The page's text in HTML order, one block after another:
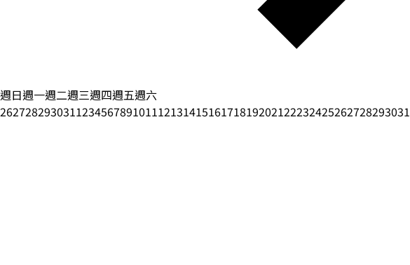
週日週一週二週三週四週五週六
26272829303112345678910111213141516171819202122232425262728293031